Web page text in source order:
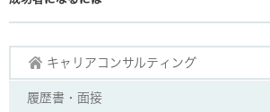
キャリアコンサルティング
履歴書・面接